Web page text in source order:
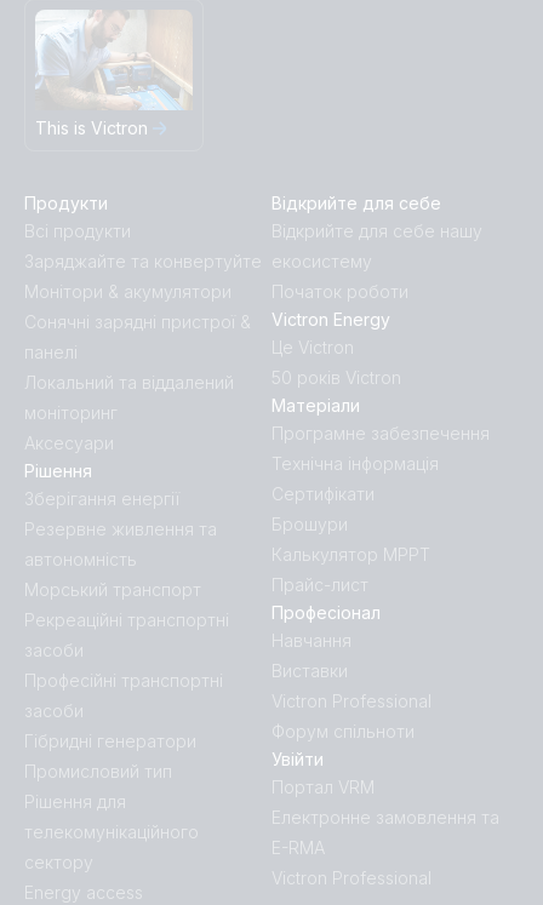
This is Victron
Продукти
Всі продукти
Заряджайте та конвертуйте
Монітори & акумулятори
Сонячні зарядні пристрої &
панелі
Локальний та віддалений
моніторинг
Аксесуари
Відкрийте для себе
Відкрийте для себе нашу
екосистему
Початок роботи
Victron Energy
Це Victron
50 років Victron
Рішення
Зберігання енергії
Резервне живлення та
автономність
Морський транспорт
Рекреаційні транспортні
засоби
Професійні транспортні
засоби
Гібридні генератори
Промисловий тип
Рішення для
телекомунікаційного
сектору
Energy access
Матеріали
Програмне забезпечення
Технічна інформація
Сертифікати
Брошури
Калькулятор MPPT
Прайс-лист
Професіонал
Навчання
Виставки
Victron Professional
Форум спільноти
Увійти
Портал VRM
Електронне замовлення та
E-RMA
Victron Professional